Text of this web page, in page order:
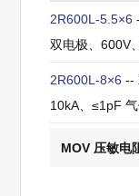
2R600L-5.5×6
双电极、600V
2R600L-8×6 --
10kA、≤1pF
MOV 压敏电